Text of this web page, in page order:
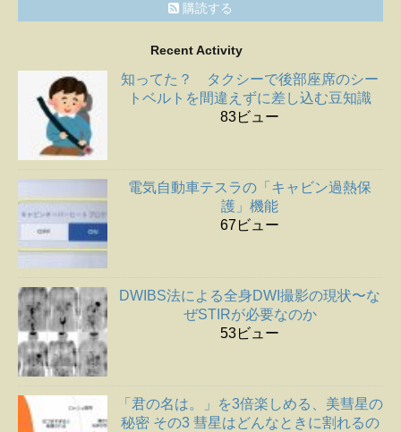
購読する
Recent Activity
知ってた？ タクシーで後部座席のシー
トベルトを間違えずに差し込む豆知識
83ビュー
電気自動車テスラの「キャビン過熱保
護」機能
67ビュー
DWIBS法による全身DWI撮影の現状〜な
ぜSTIRが必要なのか
53ビュー
「君の名は。」を3倍楽しめる、美彗星の
秘密 その3 彗星はどんなときに割れるの